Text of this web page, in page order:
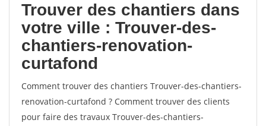
Trouver des chantiers dans
votre ville : Trouver-des-
chantiers-renovation-
curtafond
Comment trouver des chantiers Trouver-des-chantiers-
renovation-curtafond ? Comment trouver des clients
pour faire des travaux Trouver-des-chantiers-